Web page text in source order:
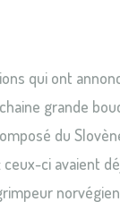
qui ont
grande
du
ceux-ci avaient